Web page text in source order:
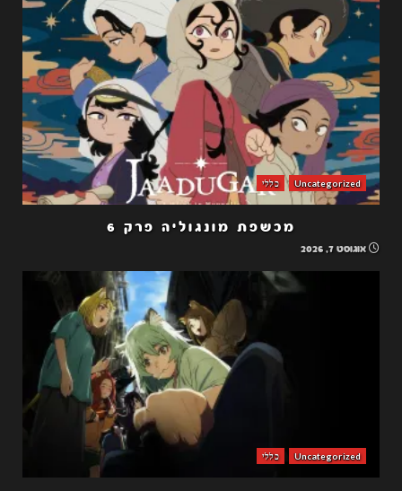
Uncategorized כללי
מכשפת מונגוליה פרק 6
אוגוסט 7, 2026
Uncategorized כללי